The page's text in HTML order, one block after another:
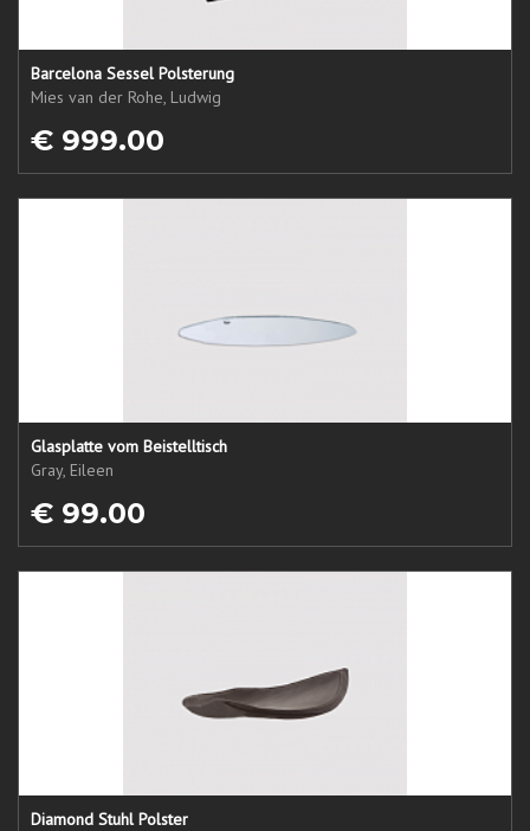
Barcelona Sessel Polsterung
Mies van der Rohe, Ludwig
€ 999.00
Glasplatte vom Beistelltisch
Gray, Eileen
€ 99.00
Diamond Stuhl Polster